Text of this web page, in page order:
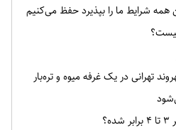
همه‌ شرایط ما را بپذیرد حفظ می‌کنیم